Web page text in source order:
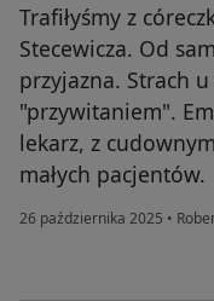
Trafiłyśmy z
Stecewicza. Od
przyjazna. Strach
"przywitaniem".
lekarz, z
małych pacjentów.
26 października 2025 •